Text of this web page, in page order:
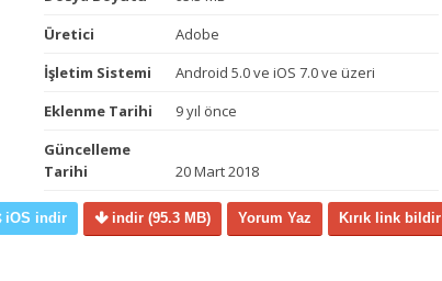
Üretici
Adobe
İşletim Sistemi
Android 5.0 ve iOS 7.0 ve üzeri
Eklenme Tarihi
9 yıl önce
Güncelleme
Tarihi
20 Mart 2018
Kırık link bildir
Yorum Yaz
indir (95.3 MB)
iOS indir